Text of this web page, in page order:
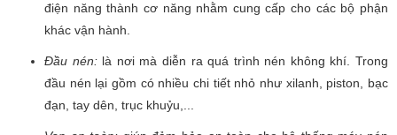
điện năng thành cơ năng nhằm cung cấp cho các bộ phận
khác vận hành.
Đầu nén:là nơi mà diễn ra quá trình nén không khí. Trong
đầu nén lại gồm có nhiều chi tiết nhỏ như xilanh, piston, bạc
đạn, tay dên, trục khuỷu,...